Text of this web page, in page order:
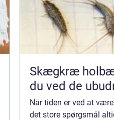
Skægkræ holbæk hvad
du ved de
Når tiden er ved at
det store spørgsmål